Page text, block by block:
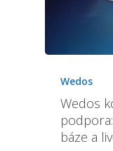
Wedos
Wedos
báze a